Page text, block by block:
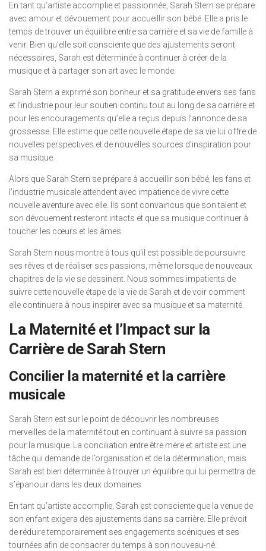
En tant qu’artiste accomplie et passionnée, Sarah Stern se prépare
avec amour et dévouement pour accueillir son bébé. Elle a pris le
temps de trouver un équilibre entre sa carrière et sa vie de famille à
venir. Bien qu’elle soit consciente que des ajustements seront
nécessaires, Sarah est déterminée à continuer à créer de la
musique et à partager son art avec le monde.
Sarah Stern a exprimé son bonheur et sa gratitude envers ses fans
et l’industrie pour leur soutien continu tout au long de sa carrière et
pour les encouragements qu’elle a reçus depuis l’annonce de sa
grossesse. Elle estime que cette nouvelle étape de sa vie lui offre de
nouvelles perspectives et de nouvelles sources d’inspiration pour
sa musique.
Alors que Sarah Stern se prépare à accueillir son bébé, les fans et
l’industrie musicale attendent avec impatience de vivre cette
nouvelle aventure avec elle. Ils sont convaincus que son talent et
son dévouement resteront intacts et que sa musique continuer à
toucher les cœurs et les âmes.
Sarah Stern nous montre à tous qu’il est possible de poursuivre
ses rêves et de réaliser ses passions, même lorsque de nouveaux
chapitres de la vie se dessinent. Nous sommes impatients de
suivre cette nouvelle étape de la vie de Sarah et de voir comment
elle continuera à nous inspirer avec sa musique et sa maternité.
La Maternité et l’Impact sur la
Carrière de Sarah Stern
Concilier la maternité et la carrière
musicale
Sarah Stern est sur le point de découvrir les nombreuses
merveilles de la maternité tout en continuant à suivre sa passion
pour la musique. La conciliation entre être mère et artiste est une
tâche qui demande de l’organisation et de la détermination, mais
Sarah est bien déterminée à trouver un équilibre qui lui permettra de
s’épanouir dans les deux domaines.
En tant qu’artiste accomplie, Sarah est consciente que la venue de
son enfant exigera des ajustements dans sa carrière. Elle prévoit
de réduire temporairement ses engagements scéniques et ses
tournées afin de consacrer du temps à son nouveau-né.